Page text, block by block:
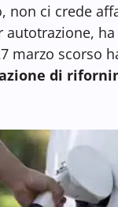
non ci crede
marzo scorso
di